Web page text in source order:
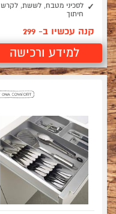
לסכיני מטבח, לששת, לקרש
חיתוך
קנה עכשיו ב- 299
למידע ורכישה